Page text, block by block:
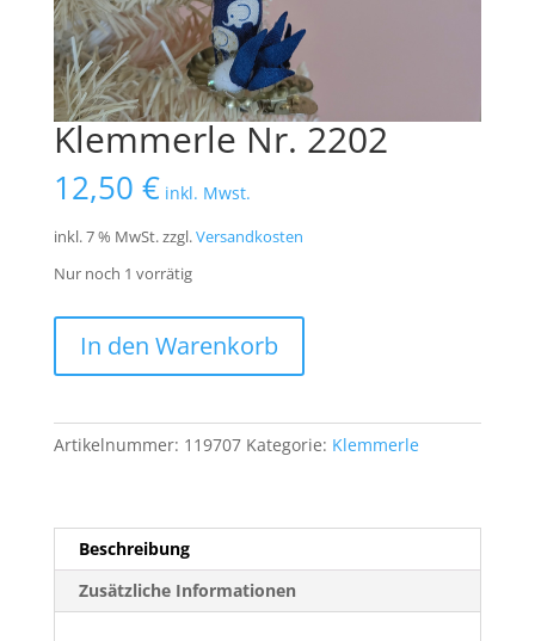
Klemmerle Nr. 2202
12,50 € inkl. Mwst.
inkl. 7 % MwSt.zzgl.Versandkosten
Nur noch 1 vorrätig
In den Warenkorb
Artikelnummer: 119707 Kategorie: Klemmerle
Beschreibung
Zusätzliche Informationen